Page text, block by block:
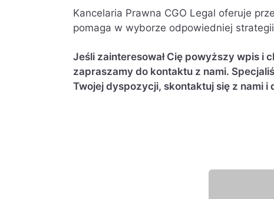
Kancelaria Prawna CGO Legal oferuje
pomaga w wyborze odpowiedniej
Jeśli zainteresował Cię powyższy wpis i
zapraszamy do kontaktu z nami.
Twojej dyspozycji, skontaktuj się z nami i